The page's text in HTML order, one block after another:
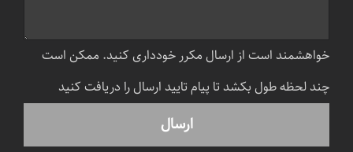
خواهشمند است از ارسال مکرر خودداری کنید. ممکن است
چند لحظه طول بکشد تا پیام تایید ارسال را دریافت کنید